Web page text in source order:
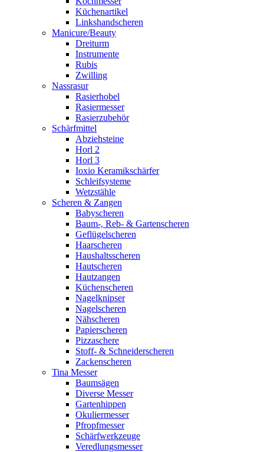
Küchenartikel
Linkshandscheren
Manicure/Beauty
Dreiturm
Instrumente
Rubis
Zwilling
Nassrasur
Rasierhobel
Rasiermesser
Rasierzubehör
Schärfmittel
Abziehsteine
Horl 2
Horl 3
Ioxio Keramikschärfer
Schleifsysteme
Wetzstähle
Scheren & Zangen
Babyscheren
Baum-, Reb- & Gartenscheren
Geflügelscheren
Haarscheren
Haushaltsscheren
Hautscheren
Hautzangen
Küchenscheren
Nagelknipser
Nagelscheren
Nähscheren
Papierscheren
Pizzaschere
Stoff- & Schneiderscheren
Zackenscheren
Tina Messer
Baumsägen
Diverse Messer
Gartenhippen
Okuliermesser
Pfropfmesser
Schärfwerkzeuge
Veredlungsmesser